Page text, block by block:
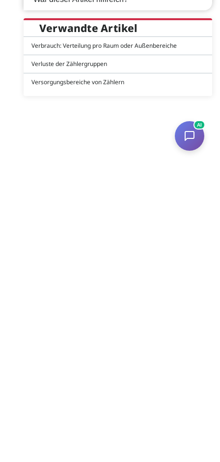
Verwandte Artikel
Verbrauch: Verteilung pro Raum oder Außenbereiche
Verluste der Zählergruppen
Versorgungsbereiche von Zählern
AI